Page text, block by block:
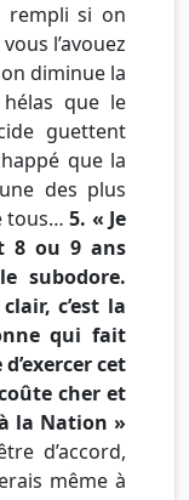
rempli si on
l’avouez
diminue la
que le
guettent
que la
des plus
tous…5. « Je
8 ou 9 ans
subodore.
c’est la
qui fait
cet
cher et
la Nation »
d’accord,
même à